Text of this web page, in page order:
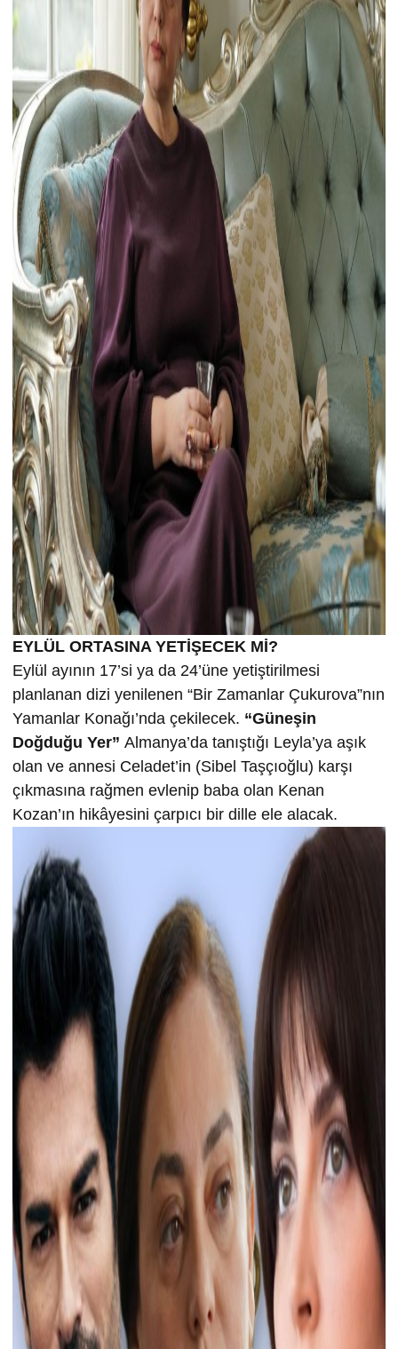
EYLÜL ORTASINA YETİŞECEK Mİ?
Eylül ayının 17’si ya da 24’üne yetiştirilmesi
planlanan dizi yenilenen “Bir Zamanlar Çukurova”nın
Yamanlar Konağı’nda çekilecek. “Güneşin
Doğduğu Yer” Almanya’da tanıştığı Leyla’ya aşık
olan ve annesi Celadet’in (Sibel Taşçıoğlu) karşı
çıkmasına rağmen evlenip baba olan Kenan
Kozan’ın hikâyesini çarpıcı bir dille ele alacak.